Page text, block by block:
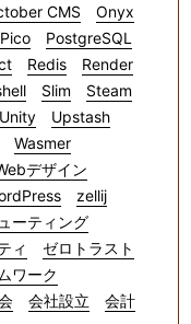
CMS
Onyx
Pico
PostgreSQL
Redis
Render
Slim
Steam
Unity
Upstash
Wasmer
デザイン
zellij
ーティング
ィ
ゼロトラスト
ワーク
会社設立
会計